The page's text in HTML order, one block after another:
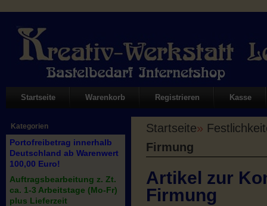
Startseite Warenkorb Registrieren Kasse
Kategorien
Portofreibetrag innerhalb
Deutschland ab Warenwert
100,00 Euro!
Auftragsbearbeitung z. Zt.
ca. 1-3 Arbeitstage (Mo-Fr)
plus Lieferzeit
Startseite»
Firmung
Artikel zur
Firmung